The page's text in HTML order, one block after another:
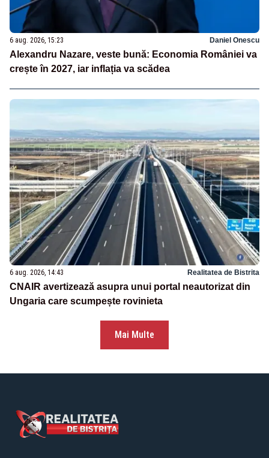
6 aug. 2026, 15:23 Daniel Onescu
Alexandru Nazare, veste bună: Economia României va
crește în 2027, iar inflația va scădea
6 aug. 2026, 14:43 Realitatea de Bistrita
CNAIR avertizează asupra unui portal neautorizat din
Ungaria care scumpește rovinieta
Mai Multe